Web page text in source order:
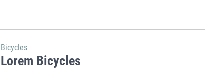
Bicycles
Lorem Bicycles